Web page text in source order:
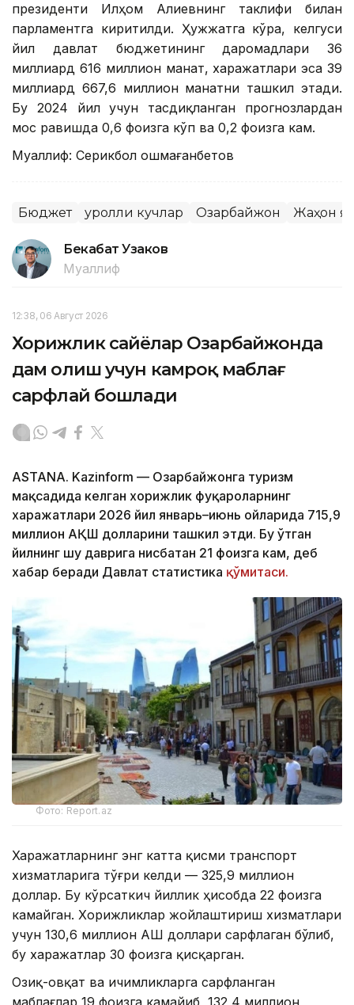
президенти Илҳом Алиевнинг таклифи билан
парламентга киритилди. Ҳужжатга кўра, келгуси
йил давлат бюджетининг даромадлари 36
миллиард 616 миллион манат, харажатлари эса 39
миллиард 667,6 миллион манатни ташкил этади.
Бу 2024 йил учун тасдиқланган прогнозлардан
мос равишда 0,6 фоизга кўп ва 0,2 фоизга кам.
Муаллиф: Серикбол Қошмағанбетов
Бюджет Қуролли кучлар Озарбайжон Жаҳон
Бекабат Узаков
Муаллиф
12:38, 06 Август 2026
Хорижлик сайёҳлар Озарбайжонда
дам олиш учун камроқ маблағ
сарфлай бошлади
ASTANA. Kazinform — Озарбайжонга туризм
мақсадида келган хорижлик фуқароларнинг
харажатлари 2026 йил январь–июнь ойларида 715,9
миллион АҚШ долларини ташкил этди. Бу ўтган
йилнинг шу даврига нисбатан 21 фоизга кам, деб
хабар беради Давлат статистика қўмитаси.
Фото: Report.az
Харажатларнинг энг катта қисми транспорт
хизматларига тўғри келди — 325,9 миллион
доллар. Бу кўрсаткич йиллик ҳисобда 22 фоизга
камайган. Хорижликлар жойлаштириш хизматлари
учун 130,6 миллион АҚШ доллари сарфлаган бўлиб,
бу харажатлар 30 фоизга қисқарган.
Озиқ-овқат ва ичимликларга сарфланган
маблағлар 19 фоизга камайиб, 132,4 миллион